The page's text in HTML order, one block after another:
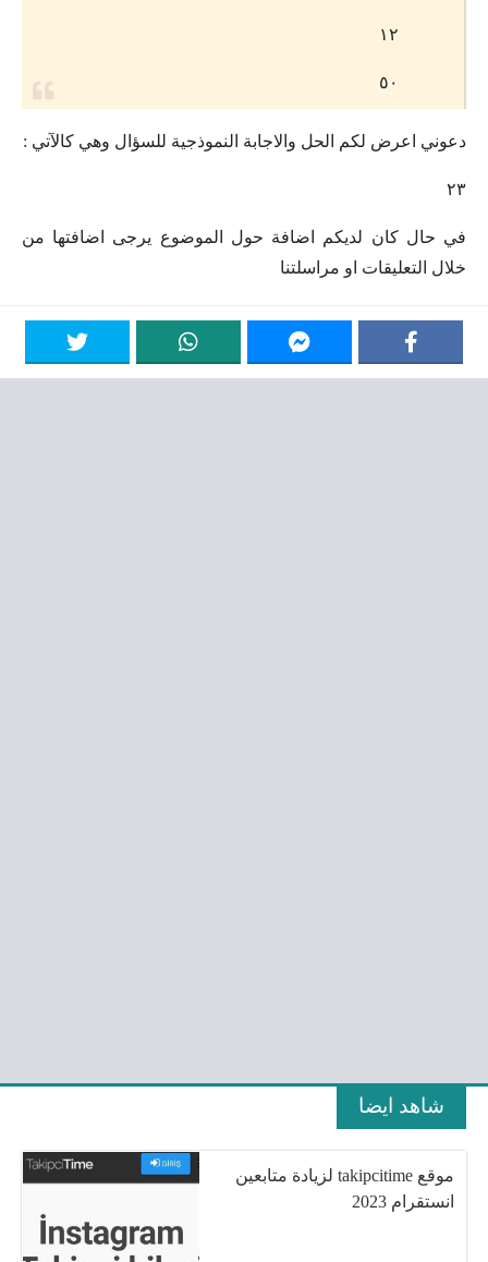
١٢
٥٠
دعوني اعرض لكم الحل والاجابة النموذجية للسؤال وهي كالآتي :
٢٣
في حال كان لديكم اضافة حول الموضوع يرجى اضافتها من
خلال التعليقات او مراسلتنا
شاهد ايضا
موقع takipcitime لزيادة متابعين
انستقرام 2023